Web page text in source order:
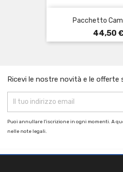
Pacchetto
Prezzo
44,50
Ricevi le nostre novità e le offerte
Puoi annullare l'iscrizione in ogni momenti. A
nelle note legali.